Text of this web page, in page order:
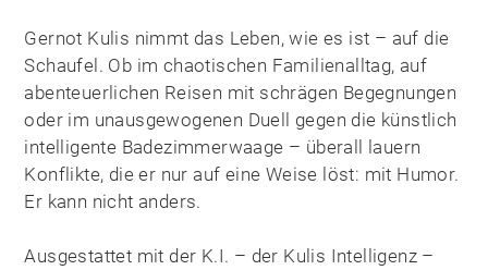
Gernot Kulis nimmt das Leben, wie es ist – auf die
Schaufel. Ob im chaotischen Familienalltag, auf
abenteuerlichen Reisen mit schrägen Begegnungen
oder im unausgewogenen Duell gegen die künstlich
intelligente Badezimmerwaage – überall lauern
Konflikte, die er nur auf eine Weise löst: mit Humor.
Er kann nicht anders.
Ausgestattet mit der K.I. – der Kulis Intelligenz –